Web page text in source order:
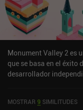
Monument Valley 2 es
que se basa en el éxito
desarrollador independiente ustwo. El
mayor diferencia es
MOSTRAR 9 SIMILITUDES